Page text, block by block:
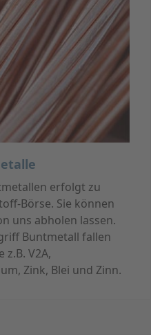
erfolgt zu
Börse. Sie können
uns abholen lassen.
Buntmetall fallen
z.B. V2A,
Zink, Blei und Zinn.